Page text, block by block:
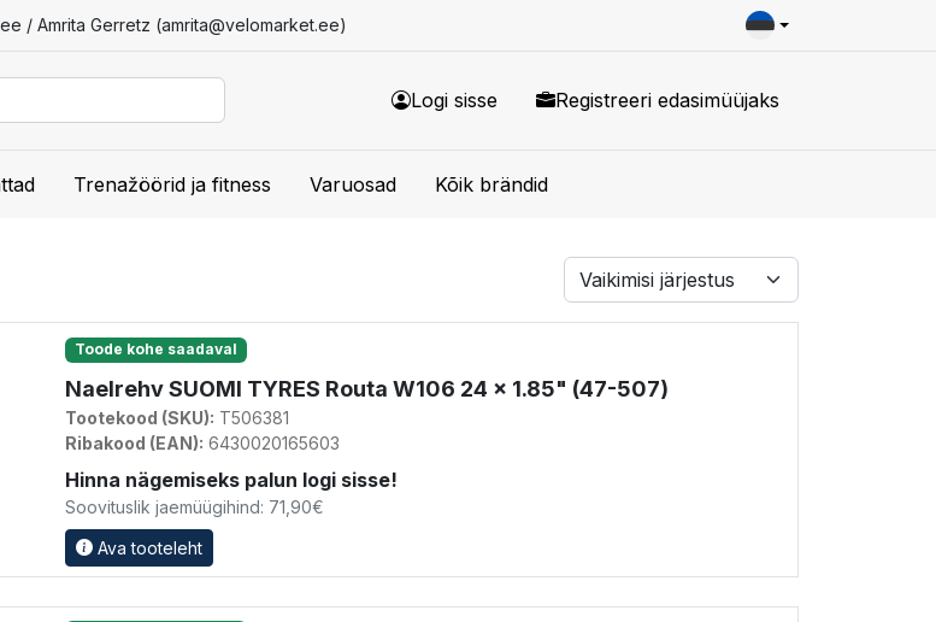
/ Amrita Gerretz (amrita@velomarket.ee)
Logi sisse Registreeri edasimüüjaks
Trenažöörid ja fitness Varuosad Kõik brändid
Toode kohe saadaval
Naelrehv SUOMI TYRES Routa W106 24 x 1.85" (47-507)
Tootekood (SKU): T506381
Ribakood (EAN): 6430020165603
Hinna nägemiseks palun logi sisse!
Soovituslik jaemüügihind: 71,90€
Ava tooteleht